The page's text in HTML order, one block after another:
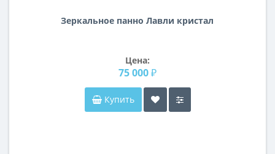
Зеркальное панно Лавли кристал
Цена:
75 000 ₽
Купить